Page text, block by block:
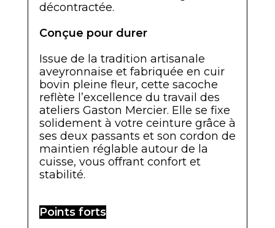
décontractée.
Conçue pour durer
Issue de la tradition artisanale
aveyronnaise et fabriquée en cuir
bovin pleine fleur, cette sacoche
reflète l’excellence du travail des
ateliers Gaston Mercier. Elle se fixe
solidement à votre ceinture grâce à
ses deux passants et son cordon de
maintien réglable autour de la
cuisse, vous offrant confort et
stabilité.
Points forts